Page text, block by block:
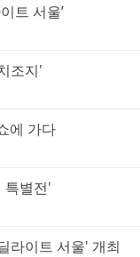
트 서울’
조지'
에 가다
특별전'
라이트 서울' 개최